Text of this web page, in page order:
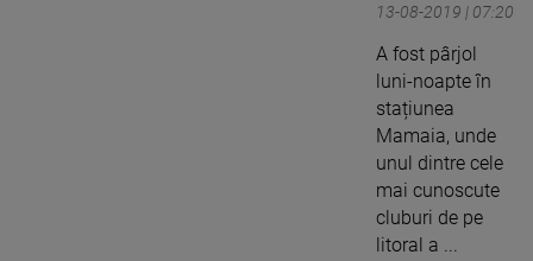
13-08-2019 | 07:20
A fost pârjol
luni-noapte în
stațiunea
Mamaia, unde
unul dintre cele
mai cunoscute
cluburi de pe
litoral a ...